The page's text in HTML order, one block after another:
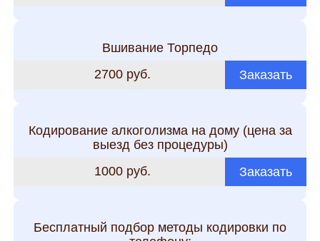
Вшивание Торпедо
2700 руб.
Заказать
Кодирование алкоголизма на дому (цена за
выезд без процедуры)
1000 руб.
Заказать
Бесплатный подбор методы кодировки по